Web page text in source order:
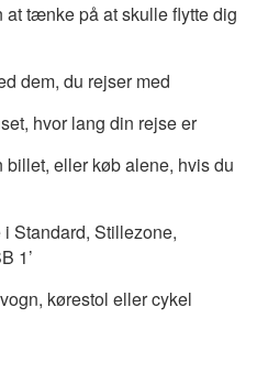
tænke på at skulle flytte dig
dem, du rejser med
hvor lang din rejse er
billet, eller køb alene, hvis du
Standard, Stillezone,
1’
kørestol eller cykel